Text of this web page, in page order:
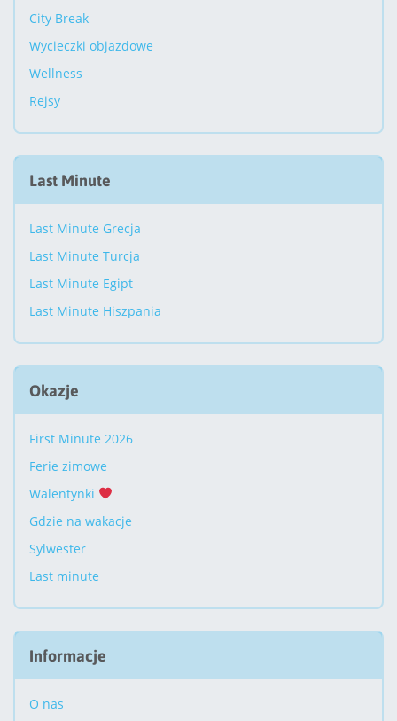
City Break
Wycieczki objazdowe
Wellness
Rejsy
Last Minute
Last Minute Grecja
Last Minute Turcja
Last Minute Egipt
Last Minute Hiszpania
Okazje
First Minute 2026
Ferie zimowe
Walentynki
Gdzie na wakacje
Sylwester
Last minute
Informacje
O nas